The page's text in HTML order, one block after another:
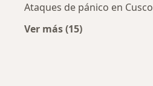
Ataques de pánico en Cusco
Ver más (15)